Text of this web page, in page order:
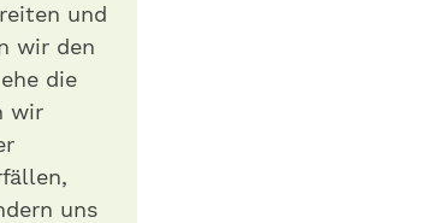
und
wir den
die
wir
uns